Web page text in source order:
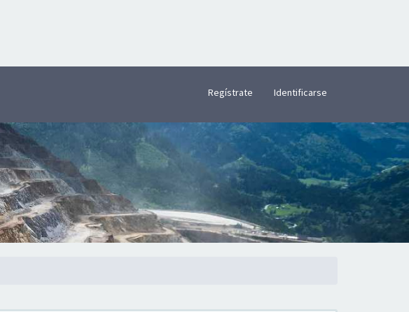
Regístrate Identificarse